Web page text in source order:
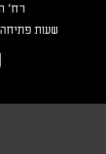
רח‘ האומנות
שעות פתיחה: א‘-ה‘ 10:00-